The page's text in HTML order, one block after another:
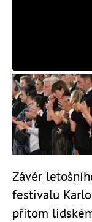
Závěr
festivalu
přitom